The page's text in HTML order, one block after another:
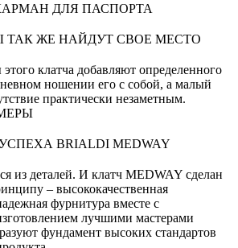
ДЛЯ ПАСПОРТА
ЖЕ НАЙДУТ СВОЕ МЕСТО
клатча добавляют определенного
ношении его с собой, а малый
практически незаметным.
BRIALDI MEDWAY
из деталей. И клатч MEDWAY сделан
– высококачественная
фурнитура вместе с
лучшими мастерами
фундамент высоких стандартов